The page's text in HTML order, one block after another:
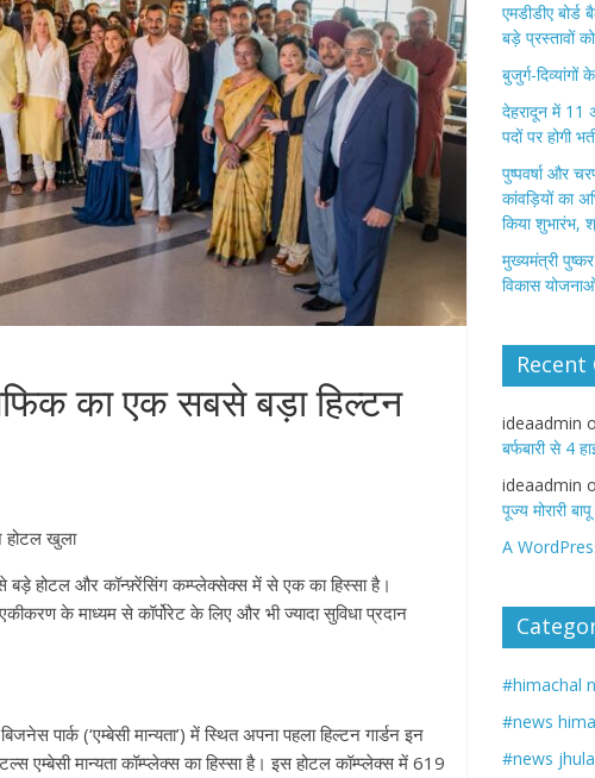
का एक सबसे बड़ा हिल्टन
होटल खुला
बड़े होटल और कॉन्फ़्रेंसिंग कम्प्लेक्सेक्स में से एक का हिस्सा है।
के माध्यम से कॉर्पोरेट के लिए और भी ज्यादा सुविधा प्रदान
पार्क (‘एम्बेसी मान्यता’) में स्थित अपना पहला हिल्टन गार्डन इन
एम्बेसी मान्यता कॉम्प्लेक्स का हिस्सा है। इस होटल कॉम्प्लेक्स में 619
एमडीडीए
बड़े प्रस्तावों
बुजुर्ग-
​देहरादून में 11
पदों पर होगी
पुष्पवर्षा और
कांवड़ियों का
किया शुभारंभ,
मुख्यमंत्री पुष्कर
विकास
ideaadmin
बर्फबारी से 4
ideaadmin
पूज्य मोरारी
A
#himachal
#news
#news jhula